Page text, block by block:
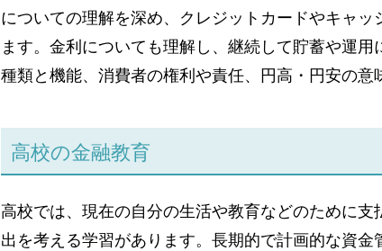
についての理解を深め、クレジットカードやキャ
ます。金利についても理解し、継続して貯蓄や運
種類と機能、消費者の権利や責任、円高・円安の意
高校の金融教育
高校では、現在の自分の生活や教育などのために
出を考える学習があります。長期的で計画的な資